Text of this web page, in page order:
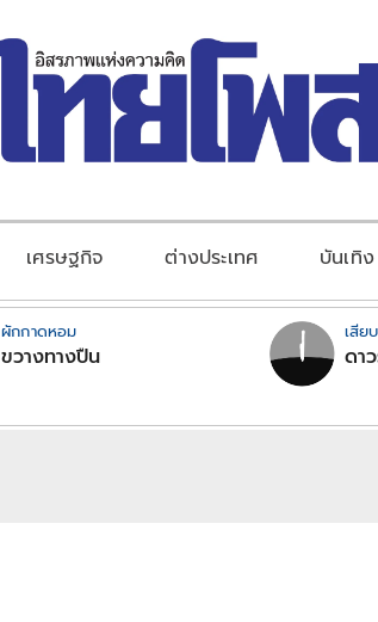
เศรษฐกิจ ต่างประเทศ บันเทิง
ผักกาดหอม
ขวางทางปืน
เสีย
ดา